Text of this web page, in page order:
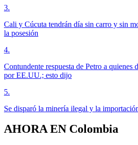
3.
Cali y Cúcuta tendrán día sin carro y sin
la posesión
4.
Contundente respuesta de Petro a quienes
por EE.UU.; esto dijo
5.
Se disparó la minería ilegal y la
AHORA EN Colombia